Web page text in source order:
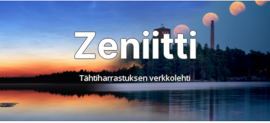
Zeniitti
Tähtiharrastuksen verkkolehti